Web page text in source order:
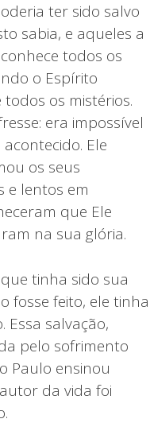
ter sido salvo
sabia, e aqueles a
todos os
o Espírito
os mistérios.
era impossível
Ele
os seus
e lentos em
que Ele
na sua glória.
tinha sido sua
fosse feito, ele tinha
salvação,
pelo sofrimento
Paulo ensinou
da vida foi